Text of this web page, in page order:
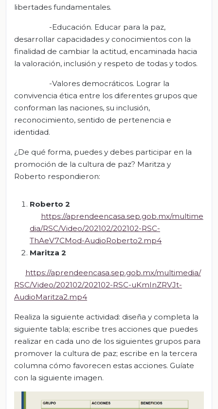
libertades fundamentales.
-Educación. Educar para la paz,
desarrollar capacidades y conocimientos con la
finalidad de cambiar la actitud, encaminada hacia
la valoración, inclusión y respeto de todas y todos.
-Valores democráticos. Lograr la
convivencia ética entre los diferentes grupos que
conforman las naciones, su inclusión,
reconocimiento, sentido de pertenencia e
identidad.
¿De qué forma, puedes y debes participar en la
promoción de la cultura de paz? Maritza y
Roberto respondieron:
Roberto 2
https://aprendeencasa.sep.gob.mx/multime
dia/RSC/Video/202102/202102-RSC-
ThAeV7CMod-AudioRoberto2.mp4
Maritza 2
https://aprendeencasa.sep.gob.mx/multimedia/
RSC/Video/202102/202102-RSC-uKmInZRVJt-
AudioMaritza2.mp4
Realiza la siguiente actividad: diseña y completa la
siguiente tabla; escribe tres acciones que puedes
realizar en cada uno de los siguientes grupos para
promover la cultura de paz; escribe en la tercera
columna cómo favorecen estas acciones. Guíate
con la siguiente imagen.